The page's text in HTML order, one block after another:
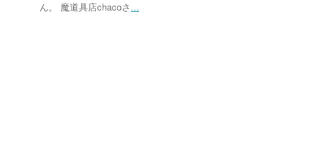
ん。 魔道具店chacoさ ...